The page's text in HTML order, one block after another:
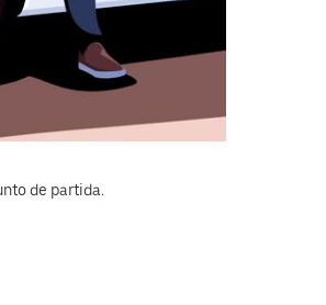
de partida.